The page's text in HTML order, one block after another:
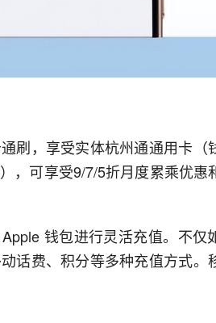
，享受实体杭州通通用卡（
，可享受9/7/5折月度累乘优惠
钱包进行灵活充值。不仅
话费、积分等多种充值方式。